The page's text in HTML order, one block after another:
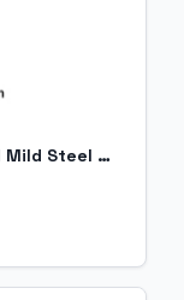
PT Threaded stud M4x10 Material Mild Steel 4.8 acc. EN ISO 13918